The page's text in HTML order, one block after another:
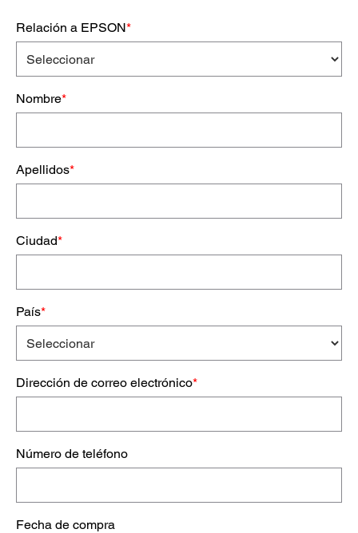
Relación a EPSON*
Nombre*
Apellidos*
Ciudad*
País*
Dirección de correo electrónico*
Número de teléfono
Fecha de compra